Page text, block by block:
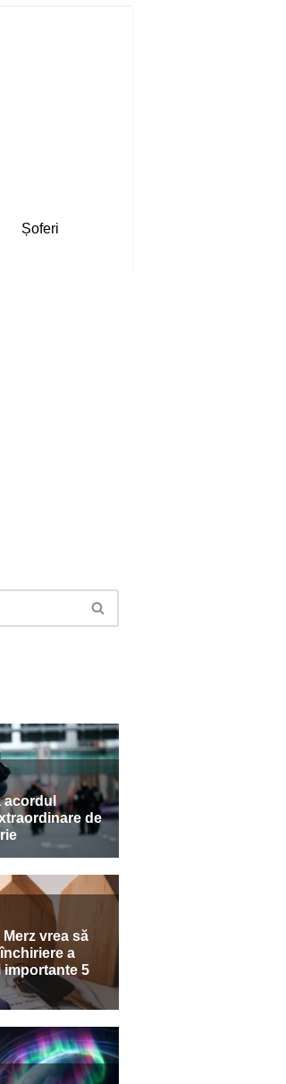
Șoferi